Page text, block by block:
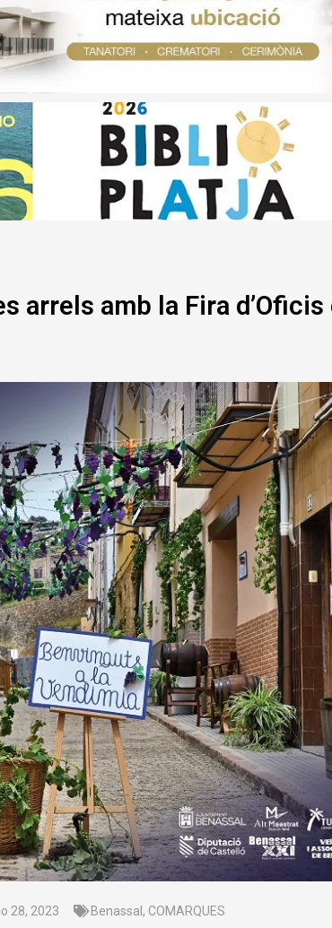
arrels amb la Fira d’Oficis
28, 2023 Benassal , COMARQUES